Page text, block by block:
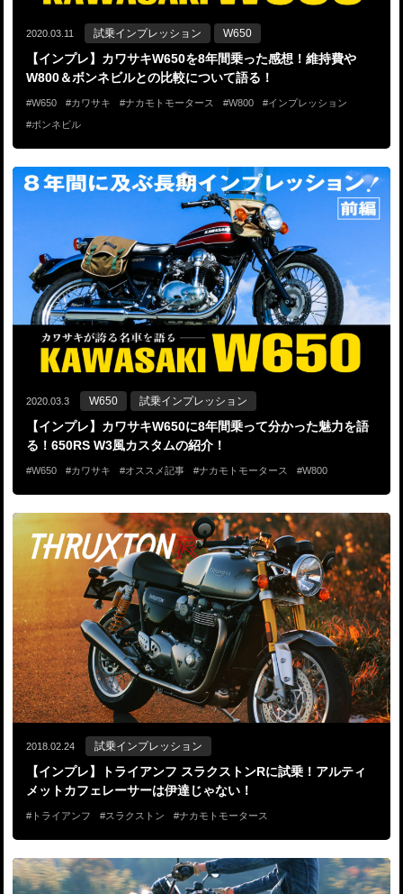
2020.03.11 試乗インプレッション W650
【インプレ】カワサキW650を8年間乗った感想！維持費や
W800＆ボンネビルとの比較について語る！
W650 カワサキ ナカモトモータース W800
インプレッション
ボンネビル
2020.03.3 W650 試乗インプレッション
【インプレ】カワサキW650に8年間乗って分かった魅力を語
る！650RS W3風カスタムの紹介！
W650 カワサキ オススメ記事 ナカモトモータース W800
2018.02.24 試乗インプレッション
【インプレ】トライアンフ スラクストンRに試乗！アルティ
メットカフェレーサーは伊達じゃない！
トライアンフ スラクストン ナカモトモータース